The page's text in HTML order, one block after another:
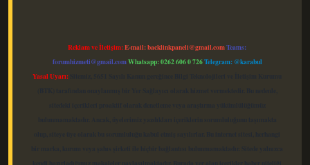
Reklam ve İletişim:E-mail:backlinkpaneli@gmail.comTeams:
forumhizmeti@gmail.comWhatsapp: 0262 606 0 726Telegram: @karabul
Yasal Uyarı: